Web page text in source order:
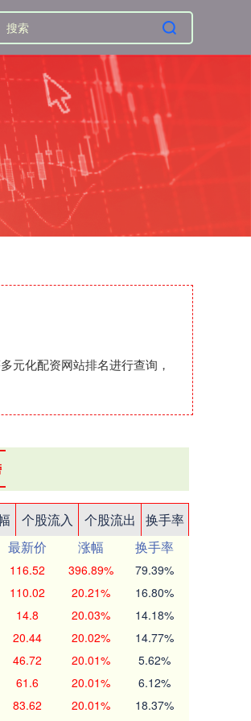
元化配资网站排名进行查询，
个股流入 个股流出
换手率
最新价 涨幅
换手率
116.52 396.89% 79.39%
110.02 20.21% 16.80%
14.8 20.03% 14.18%
20.44 20.02% 14.77%
46.72 20.01% 5.62%
61.6 20.01% 6.12%
83.62 20.01% 18.37%